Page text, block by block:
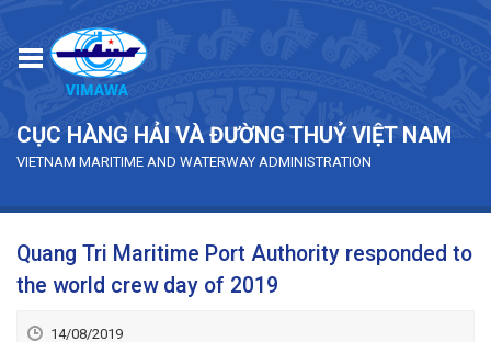
CỤC HÀNG HẢI VÀ ĐƯỜNG THUỶ VIỆT NAM
VIETNAM MARITIME AND WATERWAY ADMINISTRATION
Quang Tri Maritime Port Authority responded to
the world crew day of 2019
14/08/2019